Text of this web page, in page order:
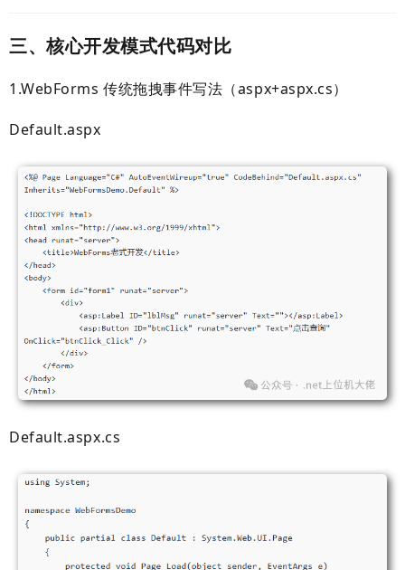
三、核心开发模式代码对比
1.WebForms 传统拖拽事件写法（aspx+aspx.cs）
Default.aspx
Default.aspx.cs